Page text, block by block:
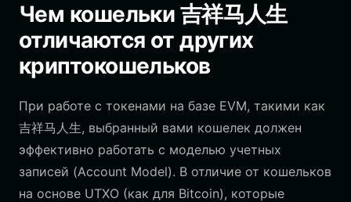
Чем кошельки 吉祥马人生
отличаются от других
криптокошельков
При работе с токенами на базе EVM, такими как
吉祥马人生, выбранный вами кошелек должен
эффективно работать с моделью учетных
записей (Account Model). В отличие от кошельков
на основе UTXO (как для Bitcoin), которые